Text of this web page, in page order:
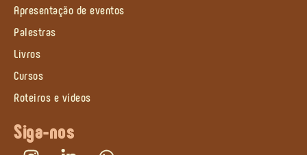
Apresentação de eventos
Palestras
Livros
Cursos
Roteiros e vídeos
Siga-nos